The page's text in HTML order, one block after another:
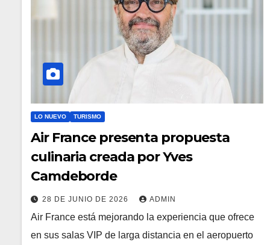
LO NUEVO TURISMO
Air France presenta propuesta
culinaria creada por Yves
Camdeborde
28 DE JUNIO DE 2026 ADMIN
Air France está mejorando la experiencia que ofrece
en sus salas VIP de larga distancia en el aeropuerto